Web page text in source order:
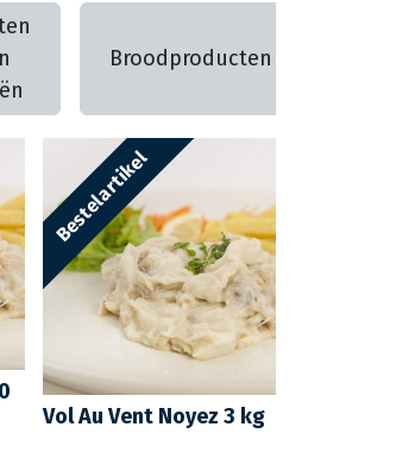
Broodproducten
Bestelartikel
Vol Au Vent Noyez 3 kg